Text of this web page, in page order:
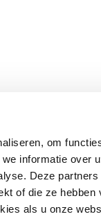
om
informatie over
Deze
of die ze hebben
als u onze